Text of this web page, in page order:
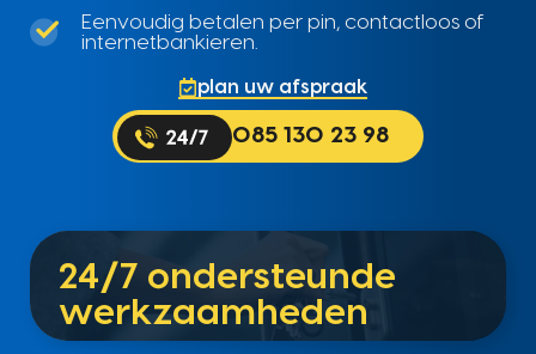
Eenvoudig betalen per pin, contactloos of
internetbankieren.
plan uw afspraak
085 130 23 98
24/7 ondersteunde
werkzaamheden